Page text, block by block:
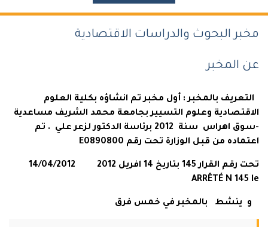
مخبر البحوث والدراسات الاقتصادية
عن المخبر
التعريف بالمخبر : أول مخبر تم انشاؤه بكلية العلوم
الاقتصادية وعلوم التسيير بجامعة محمد الشريف مساعدية
-سوق اهراس سنة 2012 برئاسة الدكتور لزعر علي . تم
اعتماده من قبل الوزارة تحت رقم E0890800
تحت رقم القرار 145 بتاريخ 14 افريل 2012 14/04/2012
ARRÊTÉ N 145 le
و ينشط بالمخبر في خمس فرق